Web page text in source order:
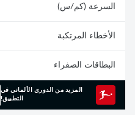
السرعة (كم/س)
الأخطاء المرتكبة
البطاقات الصفراء
المزيد من الدوري الألماني في
التطبيق!